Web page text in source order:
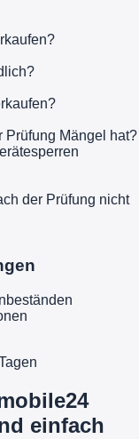
Prüfung Mängel hat?
der Prüfung nicht
einfach